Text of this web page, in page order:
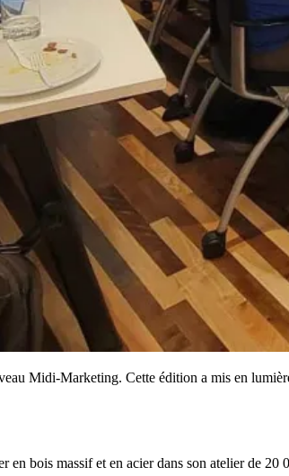
Midi-Marketing. Cette édition a mis en
bois massif et en acier dans son atelier de 20